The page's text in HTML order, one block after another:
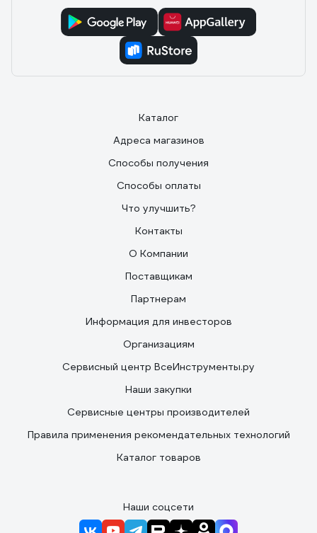
Каталог
Адреса магазинов
Способы получения
Способы оплаты
Что улучшить?
Контакты
О Компании
Поставщикам
Партнерам
Информация для инвесторов
Организациям
Сервисный центр ВсеИнструменты.ру
Наши закупки
Сервисные центры производителей
Правила применения рекомендательных технологий
Каталог товаров
Наши соцсети